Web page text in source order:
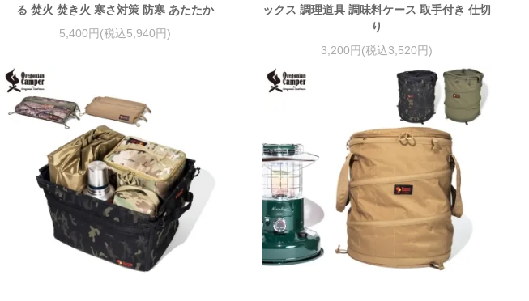
る 焚火 焚き火 寒さ対策 防寒 あたたか
5,400円(税込5,940円)
ックス 調理道具 調味料ケース 取手付き 仕切
り
3,200円(税込3,520円)